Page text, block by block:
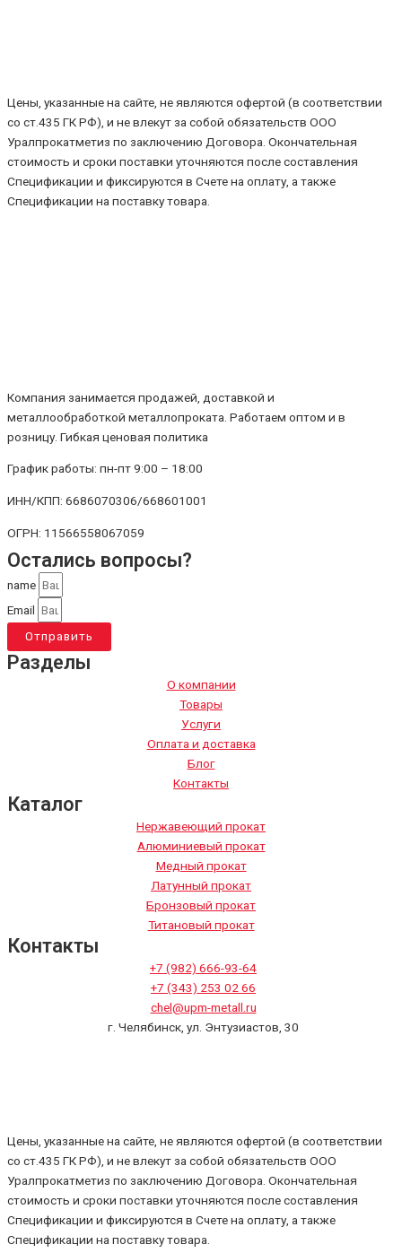
Цены, указанные на сайте, не являются офертой (в соответствии
со ст.435 ГК РФ), и не влекут за собой обязательств ООО
Уралпрокатметиз по заключению Договора. Окончательная
стоимость и сроки поставки уточняются после составления
Спецификации и фиксируются в Счете на оплату, а также
Спецификации на поставку товара.
Компания занимается продажей, доставкой и
металлообработкой металлопроката. Работаем оптом и в
розницу. Гибкая ценовая политика
График работы: пн-пт 9:00 – 18:00
ИНН/КПП: 6686070306/668601001
ОГРН: 11566558067059
Остались вопросы?
name
Email
Отправить
Разделы
О компании
Товары
Услуги
Оплата и доставка
Блог
Контакты
Каталог
Нержавеющий прокат
Алюминиевый прокат
Медный прокат
Латунный прокат
Бронзовый прокат
Титановый прокат
Контакты
+7 (982) 666-93-64
+7 (343) 253 02 66
chel@upm-metall.ru
г. Челябинск, ул. Энтузиастов, 30
Цены, указанные на сайте, не являются офертой (в соответствии
со ст.435 ГК РФ), и не влекут за собой обязательств ООО
Уралпрокатметиз по заключению Договора. Окончательная
стоимость и сроки поставки уточняются после составления
Спецификации и фиксируются в Счете на оплату, а также
Спецификации на поставку товара.